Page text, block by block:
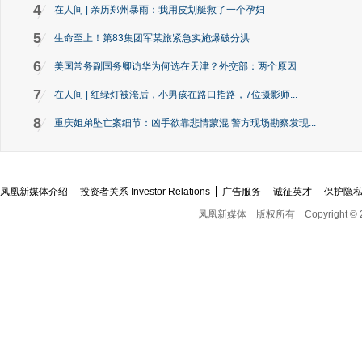
4 在人间 | 亲历郑州暴雨：我用皮划艇救了一个孕妇
5 生命至上！第83集团军某旅紧急实施爆破分洪
6 美国常务副国务卿访华为何选在天津？外交部：两个原因
7 在人间 | 红绿灯被淹后，小男孩在路口指路，7位摄影师...
8 重庆姐弟坠亡案细节：凶手欲靠悲情蒙混 警方现场勘察发现...
凤凰新媒体介绍 投资者关系 Investor Relations 广告服务 诚征英才
保护隐
凤凰新媒体
版权所有 Copyright ©